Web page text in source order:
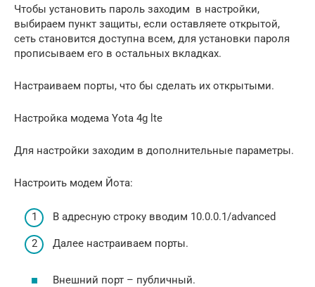
Чтобы установить пароль заходим в настройки,
выбираем пункт защиты, если оставляете открытой,
сеть становится доступна всем, для установки пароля
прописываем его в остальных вкладках.
Настраиваем порты, что бы сделать их открытыми.
Настройка модема Yota 4g lte
Для настройки заходим в дополнительные параметры.
Настроить модем Йота:
В адресную строку вводим 10.0.0.1/advanced
Далее настраиваем порты.
Внешний порт – публичный.